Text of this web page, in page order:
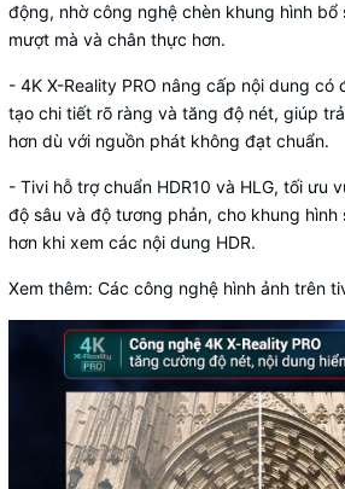
động, nhờ công nghệ chèn khung hình bổ
mượt mà và chân thực hơn.
- 4K X-Reality PRO nâng cấp nội dung có
tạo chi tiết rõ ràng và tăng độ nét, giúp
hơn dù với nguồn phát không đạt chuẩn.
- Tivi hỗ trợ chuẩn HDR10 và HLG, tối ưu
độ sâu và độ tương phản, cho khung hình
hơn khi xem các nội dung HDR.
Xem thêm: Các công nghệ hình ảnh trên